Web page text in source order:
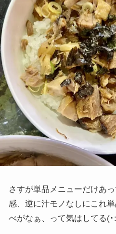
さすが単品メニューだけあ
感、逆に汁モノなしにこれ
べがなぁ、って気はしてる(･